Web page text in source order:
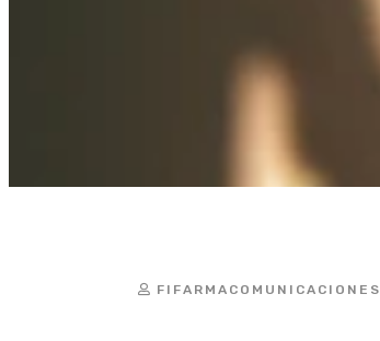
FIFARMACOMUNICACIONES